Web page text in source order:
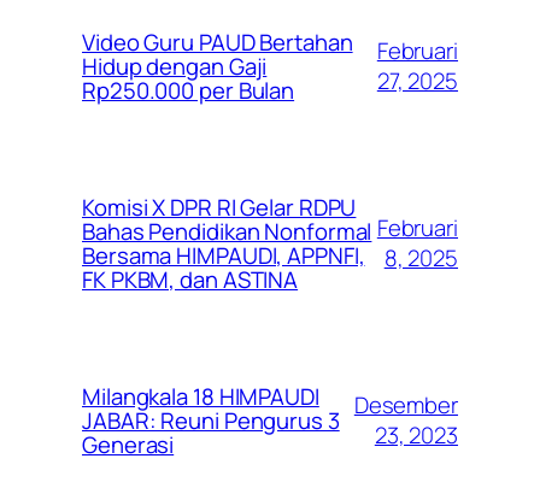
Video Guru PAUD Bertahan
Hidup dengan Gaji
Rp250.000 per Bulan
Februari
27, 2025
Komisi X DPR RI Gelar RDPU
Bahas Pendidikan Nonformal
Bersama HIMPAUDI, APPNFI,
FK PKBM, dan ASTINA
Februari
8, 2025
Milangkala 18 HIMPAUDI
JABAR: Reuni Pengurus 3
Generasi
Desember
23, 2023